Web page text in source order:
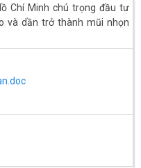
Chí Minh chú trọng đầu tư
và dần trở thành mũi nhọn